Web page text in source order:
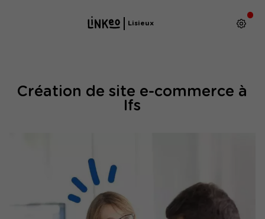
Lisieux
Création de site e-commerce à
Ifs